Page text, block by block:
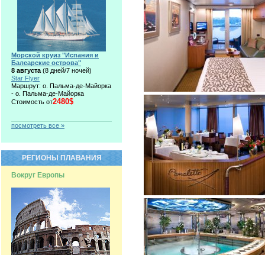
Морской круиз "Испания и
Балеарские острова"
8 августа (8 дней/7 ночей)
Star Flyer
Маршрут: о. Пальма-де-Майорка
- о. Пальма-де-Майорка
Стоимость от2480$
посмотреть все »
РЕГИОНЫ ПЛАВАНИЯ
Вокруг Европы